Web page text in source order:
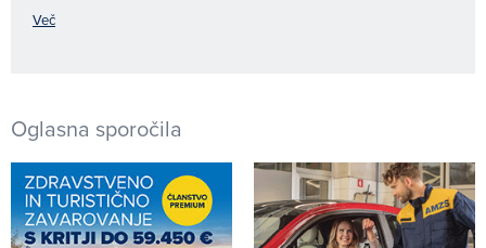
Več
Oglasna sporočila